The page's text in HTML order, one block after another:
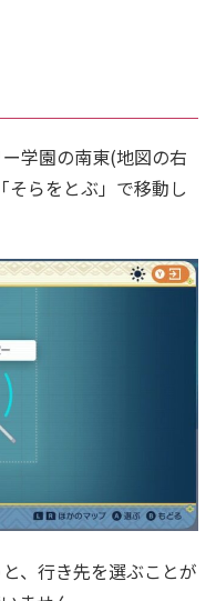
学園の南東(地図の右
らをとぶ」で移動し
、行き先を選ぶことが